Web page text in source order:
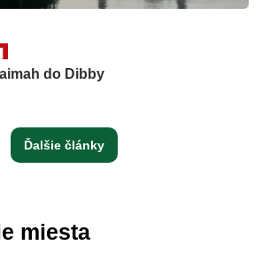
do Dibby
Ďalšie články
miesta